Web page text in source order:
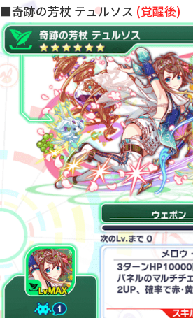
■奇跡の芳杖 テュルソス (覚醒後)